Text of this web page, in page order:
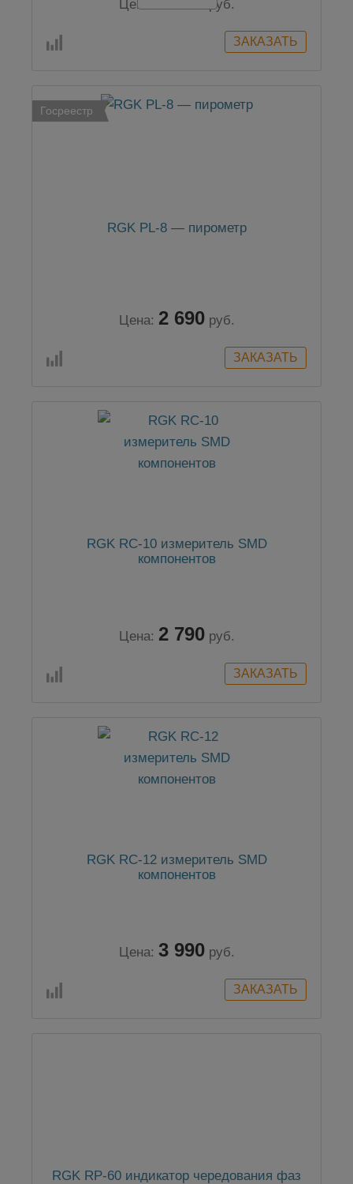
Цена: руб.
Госреестр
RGK PL-8 — пирометр
Цена: 2 690 руб.
RGK RC-10 измеритель SMD
компонентов
Цена: 2 790 руб.
RGK RC-12 измеритель SMD
компонентов
Цена: 3 990 руб.
RGK RP-60 индикатор чередования фаз